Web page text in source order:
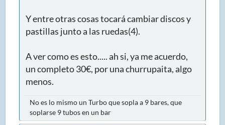
Y entre otras cosas tocará cambiar discos y
pastillas junto a las ruedas(4).
A ver como es esto..... ah si, ya me acuerdo,
un completo 30€, por una churrupaita, algo
menos.
No es lo mismo un Turbo que sopla a 9 bares, que
soplarse 9 tubos en un bar